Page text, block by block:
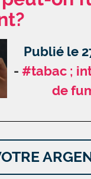
Publié le
#tabac ;
de